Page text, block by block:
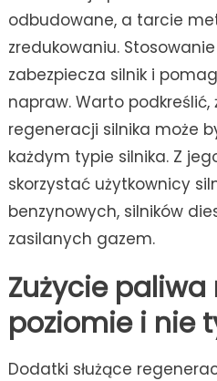
odbudowane, a tarcie
zredukowaniu.
zabezpiecza silnik i
napraw. Warto
regeneracji silnika może
każdym typie silnika. Z
skorzystać użytkownicy
benzynowych, silników
zasilanych gazem.
Zużycie paliwa
poziomie i nie
Dodatki służące